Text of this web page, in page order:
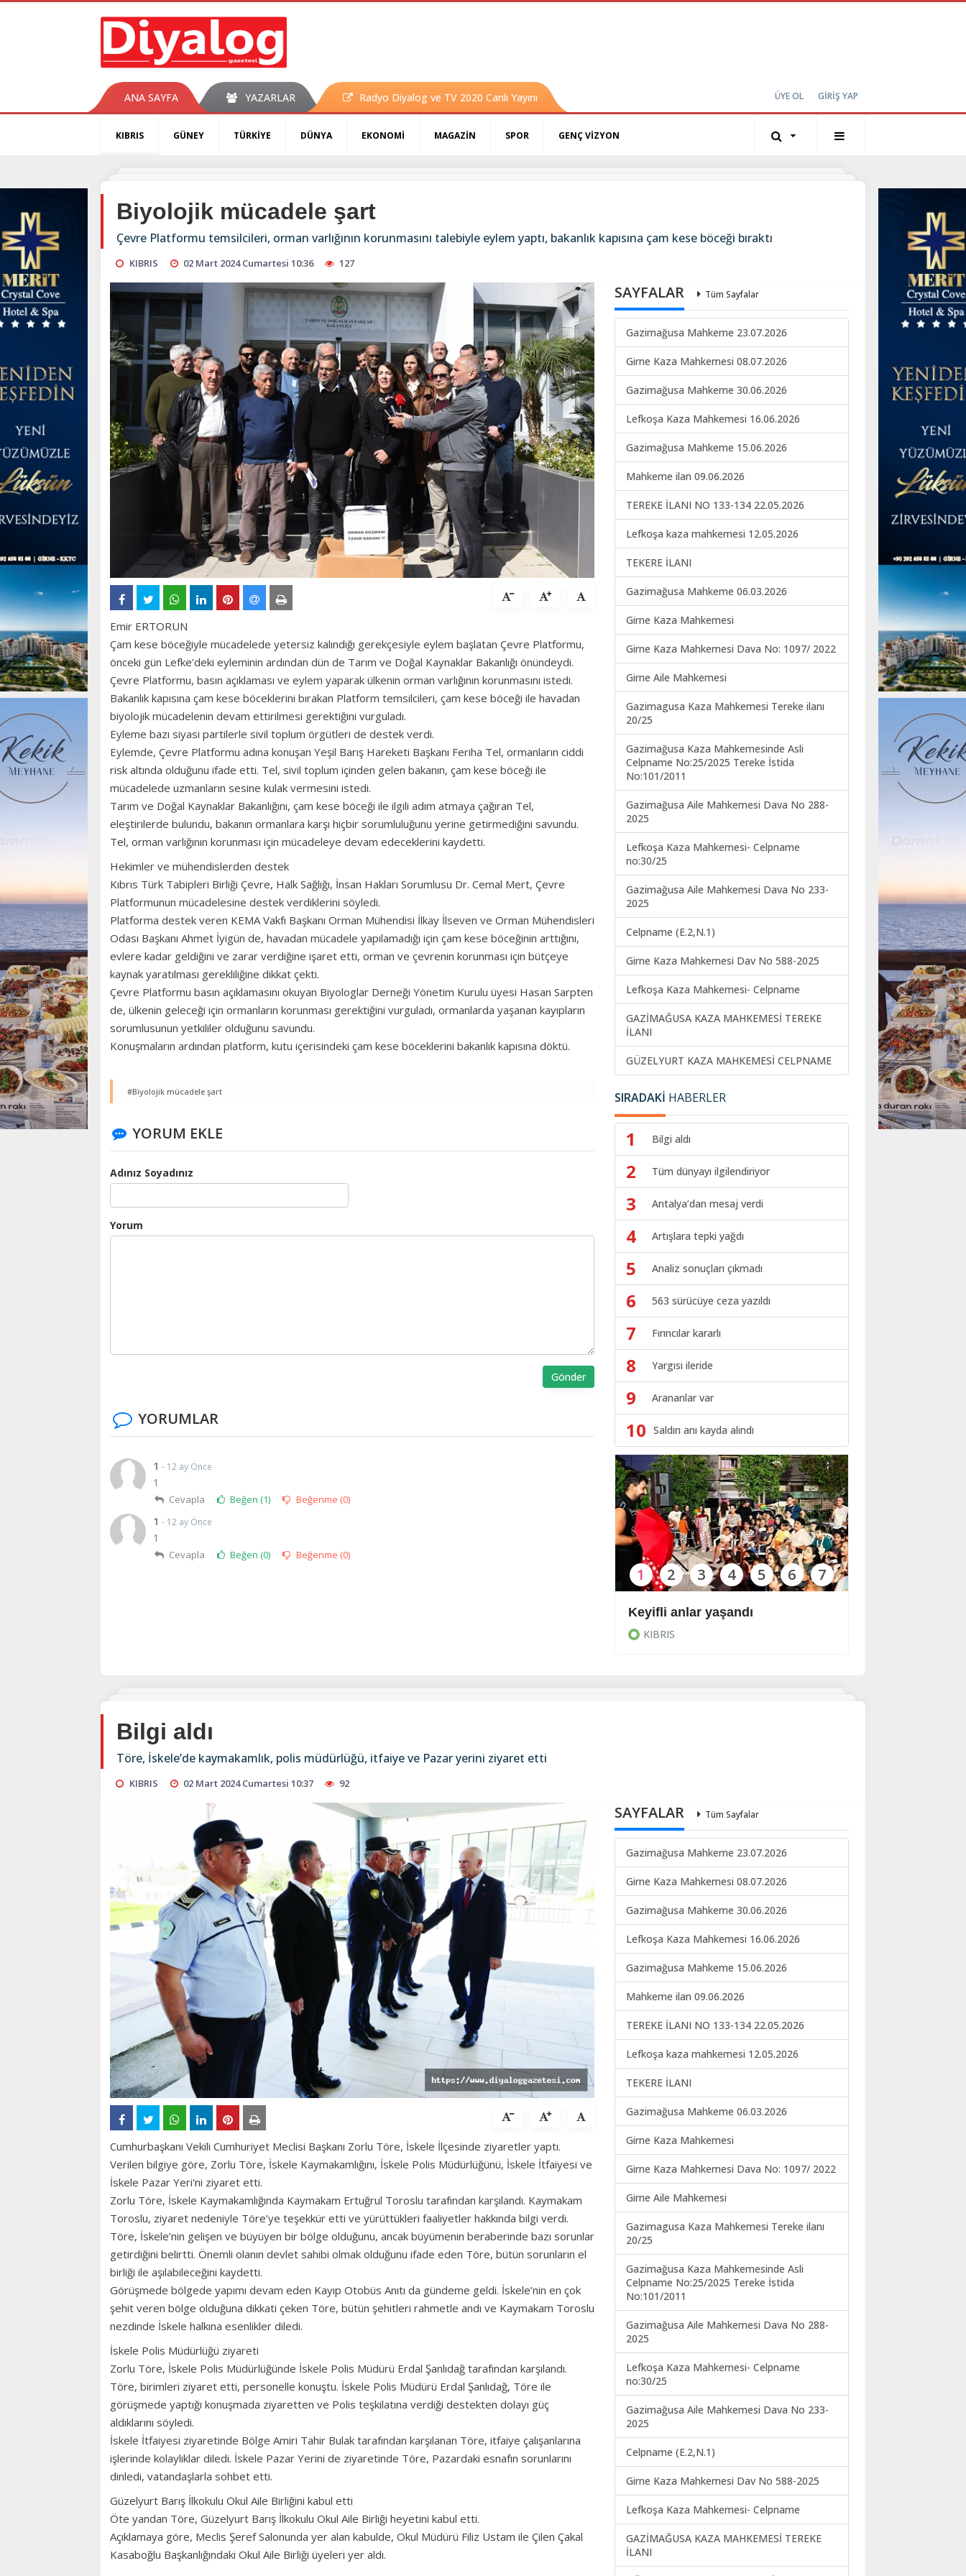
ANA SAYFA YAZARLAR Radyo Diyalog ve TV 2020 Canlı Yayını ÜYE OL GİRİŞ YAP
KIBRIS GÜNEY TÜRKİYE DÜNYA EKONOMİ MAGAZİN SPOR GENÇ VİZYON
Biyolojik mücadele şart
Çevre Platformu temsilcileri, orman varlığının korunmasını talebiyle eylem yaptı, bakanlık kapısına çam kese böceği bıraktı
KIBRIS 02 Mart 2024 Cumartesi 10:36 127
Emir ERTORUN
Çam kese böceğiyle mücadelede yetersiz kalındığı gerekçesiyle eylem başlatan Çevre Platformu,
önceki gün Lefke’deki eyleminin ardından dün de Tarım ve Doğal Kaynaklar Bakanlığı önündeydi.
Çevre Platformu, basın açıklaması ve eylem yaparak ülkenin orman varlığının korunmasını istedi.
Bakanlık kapısına çam kese böceklerini bırakan Platform temsilcileri, çam kese böceği ile havadan
biyolojik mücadelenin devam ettirilmesi gerektiğini vurguladı.
Eyleme bazı siyasi partilerle sivil toplum örgütleri de destek verdi.
Eylemde, Çevre Platformu adına konuşan Yeşil Barış Hareketi Başkanı Feriha Tel, ormanların ciddi
risk altında olduğunu ifade etti. Tel, sivil toplum içinden gelen bakanın, çam kese böceği ile
mücadelede uzmanların sesine kulak vermesini istedi.
Tarım ve Doğal Kaynaklar Bakanlığını, çam kese böceği ile ilgili adım atmaya çağıran Tel,
eleştirilerde bulundu, bakanın ormanlara karşı hiçbir sorumluluğunu yerine getirmediğini savundu.
Tel, orman varlığının korunması için mücadeleye devam edeceklerini kaydetti.
Hekimler ve mühendislerden destek
Kıbrıs Türk Tabipleri Birliği Çevre, Halk Sağlığı, İnsan Hakları Sorumlusu Dr. Cemal Mert, Çevre
Platformunun mücadelesine destek verdiklerini söyledi.
Platforma destek veren KEMA Vakfı Başkanı Orman Mühendisi İlkay İlseven ve Orman Mühendisleri
Odası Başkanı Ahmet İyigün de, havadan mücadele yapılamadığı için çam kese böceğinin arttığını,
evlere kadar geldiğini ve zarar verdiğine işaret etti, orman ve çevrenin korunması için bütçeye
kaynak yaratılması gerekliliğine dikkat çekti.
Çevre Platformu basın açıklamasını okuyan Biyologlar Derneği Yönetim Kurulu üyesi Hasan Sarpten
de, ülkenin geleceği için ormanların korunması gerektiğini vurguladı, ormanlarda yaşanan kayıpların
sorumlusunun yetkililer olduğunu savundu.
Konuşmaların ardından platform, kutu içerisindeki çam kese böceklerini bakanlık kapısına döktü.
#Biyolojik mücadele şart
YORUM EKLE
Adınız Soyadınız
Yorum
Gönder
YORUMLAR
1 - 12 ay Önce
1
Cevapla Beğen (1) Beğenme (0)
1 - 12 ay Önce
1
Cevapla Beğen (0) Beğenme (0)
SAYFALAR Tüm Sayfalar
Gazimağusa Mahkeme 23.07.2026
Girne Kaza Mahkemesi 08.07.2026
Gazimağusa Mahkeme 30.06.2026
Lefkoşa Kaza Mahkemesi 16.06.2026
Gazimağusa Mahkeme 15.06.2026
Mahkeme ilan 09.06.2026
TEREKE İLANI NO 133-134 22.05.2026
Lefkoşa kaza mahkemesi 12.05.2026
TEKERE İLANI
Gazimağusa Mahkeme 06.03.2026
Girne Kaza Mahkemesi
Girne Kaza Mahkemesi Dava No: 1097/ 2022
Girne Aile Mahkemesi
Gazimagusa Kaza Mahkemesi Tereke ilanı
20/25
Gazimağusa Kaza Mahkemesinde Asli
Celpname No:25/2025 Tereke İstida
No:101/2011
Gazimağusa Aile Mahkemesi Dava No 288-
2025
Lefkoşa Kaza Mahkemesi- Celpname
no:30/25
Gazimağusa Aile Mahkemesi Dava No 233-
2025
Celpname (E.2,N.1)
Girne Kaza Mahkemesi Dav No 588-2025
Lefkoşa Kaza Mahkemesi- Celpname
GAZİMAĞUSA KAZA MAHKEMESİ TEREKE
İLANI
GÜZELYURT KAZA MAHKEMESİ CELPNAME
SIRADAKİ HABERLER
1 Bilgi aldı
2 Tüm dünyayı ilgilendiriyor
3 Antalya’dan mesaj verdi
4 Artışlara tepki yağdı
5 Analiz sonuçları çıkmadı
6 563 sürücüye ceza yazıldı
7 Fırıncılar kararlı
8 Yargısı ileride
9 Arananlar var
10 Saldırı anı kayda alındı
Keyifli anlar yaşandı
KIBRIS
1 2 3 4 5 6 7
Bilgi aldı
Töre, İskele’de kaymakamlık, polis müdürlüğü, itfaiye ve Pazar yerini ziyaret etti
KIBRIS 02 Mart 2024 Cumartesi 10:37 92
Cumhurbaşkanı Vekili Cumhuriyet Meclisi Başkanı Zorlu Töre, İskele İlçesinde ziyaretler yaptı.
Verilen bilgiye göre, Zorlu Töre, İskele Kaymakamlığını, İskele Polis Müdürlüğünü, İskele İtfaiyesi ve
İskele Pazar Yeri'ni ziyaret etti.
Zorlu Töre, İskele Kaymakamlığında Kaymakam Ertuğrul Toroslu tarafından karşılandı. Kaymakam
Toroslu, ziyaret nedeniyle Töre’ye teşekkür etti ve yürüttükleri faaliyetler hakkında bilgi verdi.
Töre, İskele’nin gelişen ve büyüyen bir bölge olduğunu, ancak büyümenin beraberinde bazı sorunlar
getirdiğini belirtti. Önemli olanın devlet sahibi olmak olduğunu ifade eden Töre, bütün sorunların el
birliği ile aşılabileceğini kaydetti.
Görüşmede bölgede yapımı devam eden Kayıp Otobüs Anıtı da gündeme geldi. İskele’nin en çok
şehit veren bölge olduğuna dikkati çeken Töre, bütün şehitleri rahmetle andı ve Kaymakam Toroslu
nezdinde İskele halkına esenlikler diledi.
İskele Polis Müdürlüğü ziyareti
Zorlu Töre, İskele Polis Müdürlüğünde İskele Polis Müdürü Erdal Şanlıdağ tarafından karşılandı.
Töre, birimleri ziyaret etti, personelle konuştu. İskele Polis Müdürü Erdal Şanlıdağ, Töre ile
görüşmede yaptığı konuşmada ziyaretten ve Polis teşkilatına verdiği destekten dolayı güç
aldıklarını söyledi.
İskele İtfaiyesi ziyaretinde Bölge Amiri Tahir Bulak tarafından karşılanan Töre, itfaiye çalışanlarına
işlerinde kolaylıklar diledi. İskele Pazar Yerini de ziyaretinde Töre, Pazardaki esnafın sorunlarını
dinledi, vatandaşlarla sohbet etti.
Güzelyurt Barış İlkokulu Okul Aile Birliğini kabul etti
Öte yandan Töre, Güzelyurt Barış İlkokulu Okul Aile Birliği heyetini kabul etti.
Açıklamaya göre, Meclis Şeref Salonunda yer alan kabulde, Okul Müdürü Filiz Ustam ile Çilen Çakal
Kasaboğlu Başkanlığındaki Okul Aile Birliği üyeleri yer aldı.
SAYFALAR Tüm Sayfalar
Gazimağusa Mahkeme 23.07.2026
Girne Kaza Mahkemesi 08.07.2026
Gazimağusa Mahkeme 30.06.2026
Lefkoşa Kaza Mahkemesi 16.06.2026
Gazimağusa Mahkeme 15.06.2026
Mahkeme ilan 09.06.2026
TEREKE İLANI NO 133-134 22.05.2026
Lefkoşa kaza mahkemesi 12.05.2026
TEKERE İLANI
Gazimağusa Mahkeme 06.03.2026
Girne Kaza Mahkemesi
Girne Kaza Mahkemesi Dava No: 1097/ 2022
Girne Aile Mahkemesi
Gazimagusa Kaza Mahkemesi Tereke ilanı
20/25
Gazimağusa Kaza Mahkemesinde Asli
Celpname No:25/2025 Tereke İstida
No:101/2011
Gazimağusa Aile Mahkemesi Dava No 288-
2025
Lefkoşa Kaza Mahkemesi- Celpname
no:30/25
Gazimağusa Aile Mahkemesi Dava No 233-
2025
Celpname (E.2,N.1)
Girne Kaza Mahkemesi Dav No 588-2025
Lefkoşa Kaza Mahkemesi- Celpname
GAZİMAĞUSA KAZA MAHKEMESİ TEREKE
İLANI